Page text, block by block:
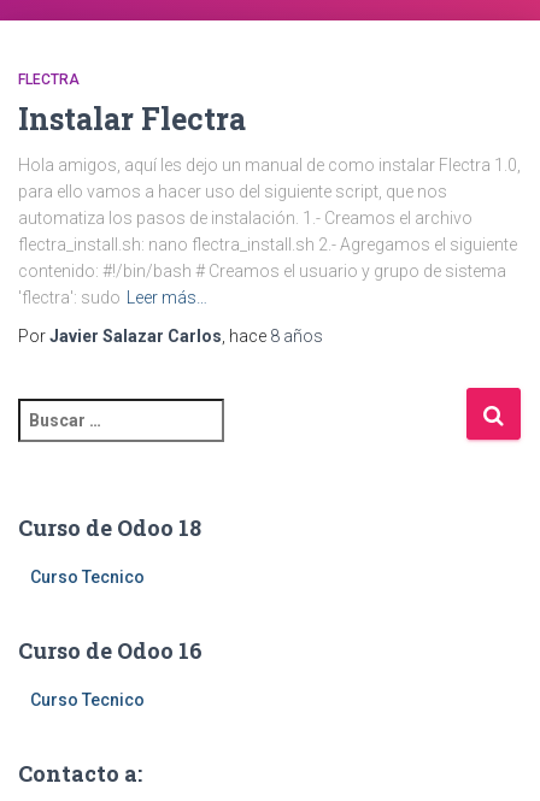
FLECTRA
Instalar Flectra
Hola amigos, aquí les dejo un manual de como instalar Flectra 1.0,
para ello vamos a hacer uso del siguiente script, que nos
automatiza los pasos de instalación. 1.- Creamos el archivo
flectra_install.sh: nano flectra_install.sh 2.- Agregamos el siguiente
contenido: #!/bin/bash # Creamos el usuario y grupo de sistema
'flectra': sudo
Leer más…
PorJavier Salazar Carlos , hace 8 años
u
a
Curso de Odoo 18
Curso Tecnico
Curso de Odoo 16
Curso Tecnico
Contacto a: